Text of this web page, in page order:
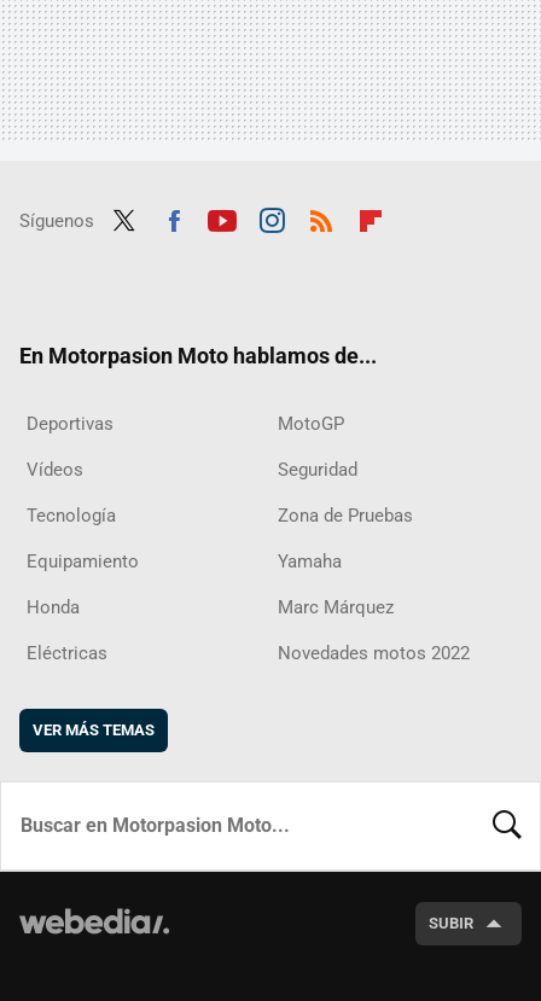
Síguenos
En Motorpasion Moto hablamos de...
Deportivas MotoGP
Vídeos Seguridad
Tecnología Zona de Pruebas
Equipamiento Yamaha
Honda Marc Márquez
Eléctricas Novedades motos 2022
VER MÁS TEMAS
SUBIR